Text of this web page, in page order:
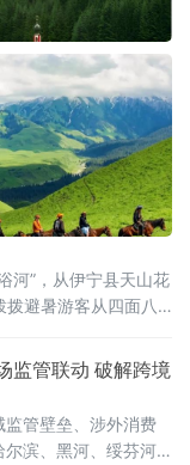
河”，从伊宁县天山花
避暑游客从四面八
监管联动 破解跨境
管壁垒、涉外消费
滨、黑河、绥芬河